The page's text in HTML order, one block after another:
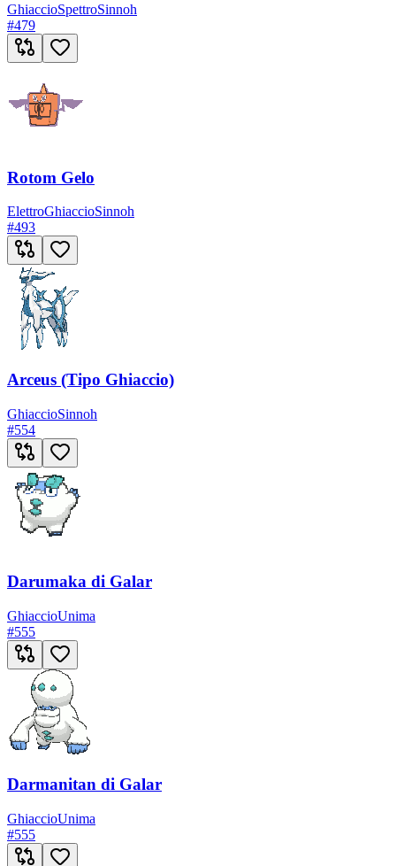
GhiaccioSpettroSinnoh
#479
Rotom Gelo
ElettroGhiaccioSinnoh
#493
Arceus (Tipo Ghiaccio)
GhiaccioSinnoh
#554
Darumaka di Galar
GhiaccioUnima
#555
Darmanitan di Galar
GhiaccioUnima
#555